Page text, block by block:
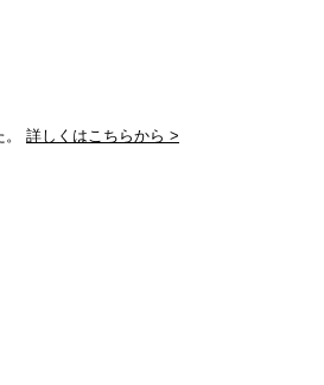
詳しくはこちらから >